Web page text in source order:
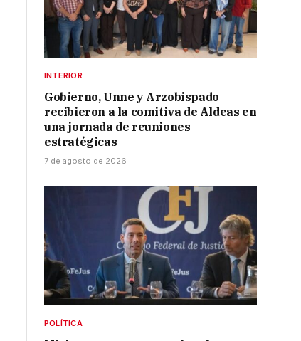
INTERIOR
Gobierno, Unne y Arzobispado
recibieron a la comitiva de Aldeas en
una jornada de reuniones
estratégicas
7 de agosto de 2026
POLÍTICA